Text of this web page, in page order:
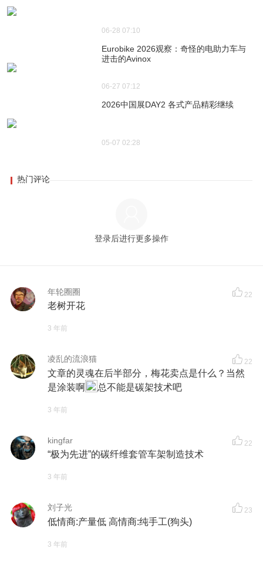
06-28 07:10
Eurobike 2026观察：奇怪的电助力车与
进击的Avinox
06-27 07:12
2026中国展DAY2 各式产品精彩继续
05-07 02:28
热门评论
登录后进行更多操作
年轮圈圈 22
老树开花
3 年前
凌乱的流浪猫 22
文章的灵魂在后半部分，梅花卖点是什么？当然
是涂装啊
总不能是碳架技术吧
3 年前
kingfar 22
“极为先进”的碳纤维套管车架制造技术
3 年前
刘子光 23
低情商:产量低 高情商:纯手工(狗头)
3 年前